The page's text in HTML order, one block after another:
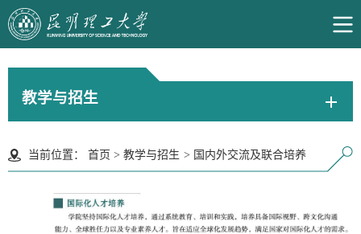
教学与招生
当前位置： 首页 > 教学与招生 > 国内外交流及联合培养